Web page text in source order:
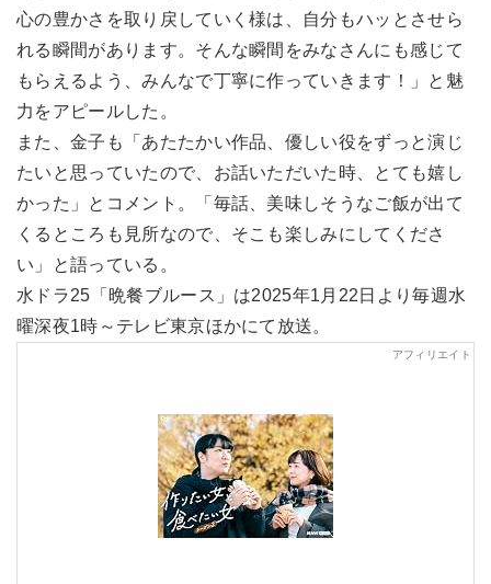
心の豊かさを取り戻していく様は、自分もハッとさせら
れる瞬間があります。そんな瞬間をみなさんにも感じて
もらえるよう、みんなで丁寧に作っていきます！」と魅
力をアピールした。
また、金子も「あたたかい作品、優しい役をずっと演じ
たいと思っていたので、お話いただいた時、とても嬉し
かった」とコメント。「毎話、美味しそうなご飯が出て
くるところも見所なので、そこも楽しみにしてくださ
い」と語っている。
水ドラ25「晩餐ブルース」は2025年1月22日より毎週水
曜深夜1時～テレビ東京ほかにて放送。